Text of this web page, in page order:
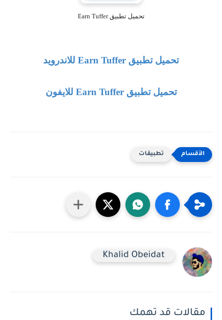
تحميل تطبيق Earn Tuffer
تحميل تطبيق Earn Tuffer للاندرويد
تحميل تطبيقEarn Tuffer للايفون
تطبيقات
Khalid Obeidat
مقالات قد تهمك